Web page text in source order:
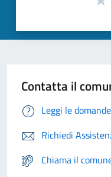
Contatta il
Leggi le
Richiedi
Chiama il